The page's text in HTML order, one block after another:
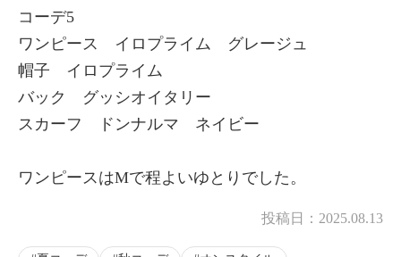
× 商品紹介
コーデ5
ワンピース イロプライム グレージュ
帽子 イロプライム
バック グッシオイタリー
スカーフ ドンナルマ ネイビー
ワンピースはMで程よいゆとりでした。
投稿日： 2025.08.13